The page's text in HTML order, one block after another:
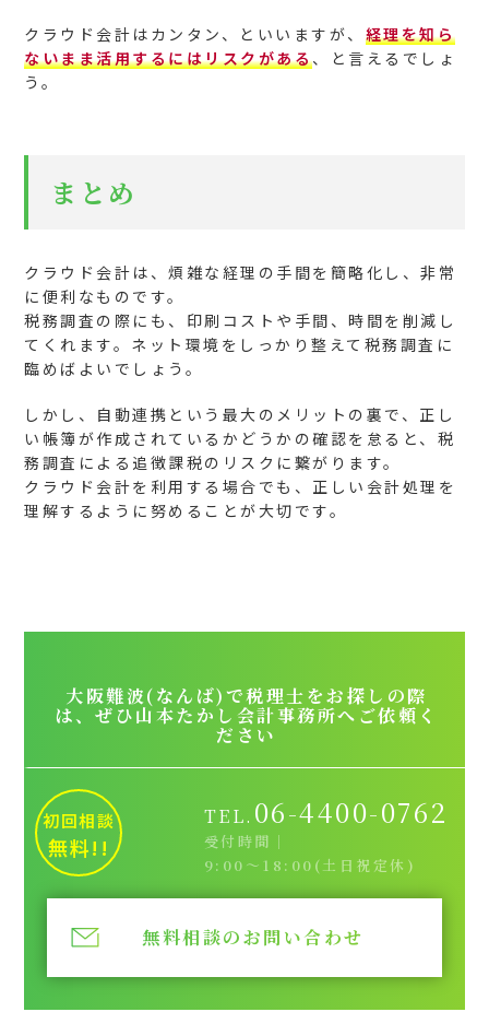
クラウド会計はカンタン、といいますが、 経理を知ら
ないまま活用するにはリスクがある、と言えるでしょ
う。
まとめ
クラウド会計は、煩雑な経理の手間を簡略化し、非常
に便利なものです。
税務調査の際にも、印刷コストや手間、時間を削減し
てくれます。ネット環境をしっかり整えて税務調査に
臨めばよいでしょう。
しかし、自動連携という最大のメリットの裏で、正し
い帳簿が作成されているかどうかの確認を怠ると、税
務調査による追徴課税のリスクに繋がります。
クラウド会計を利用する場合でも、正しい会計処理を
理解するように努めることが大切です。
大阪難波(なんば)で税理士をお探しの際
は、ぜひ山本たかし会計事務所へご依頼く
ださい
初回相談
無料!!
TEL. 06-4400-0762
受付時間｜
9:00～18:00(土日祝定休)
無料相談のお問い合わせ